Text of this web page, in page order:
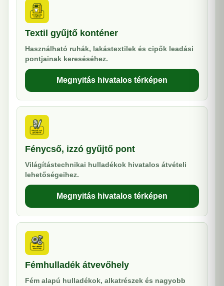
Textil gyűjtő konténer
Használható ruhák, lakástextilek és cipők leadási
pontjainak kereséséhez.
Megnyitás hivatalos térképen
Fénycső, izzó gyűjtő pont
Világítástechnikai hulladékok hivatalos átvételi
lehetőségeihez.
Megnyitás hivatalos térképen
Fémhulladék átvevőhely
Fém alapú hulladékok, alkatrészek és nagyobb